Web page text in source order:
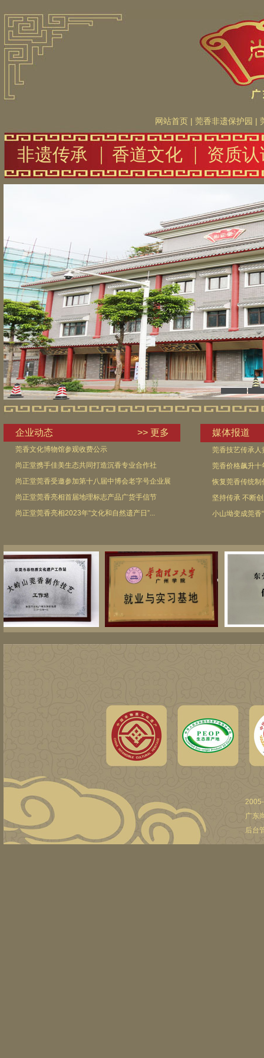
网站首页 | 莞香非遗保护园 |
非遗传承 香道文化 资质认
企业动态 >> 更多
莞香文化博物馆参观收费公示
尚正堂携手佳美生态共同打造沉香专业合作社
尚正堂莞香受邀参加第十八届中博会老字号企业展
尚正堂莞香亮相首届地理标志产品广货手信节
尚正堂莞香亮相2023年“文化和自然遗产日”...
媒体报道
莞香技艺传承人
莞香价格飙升十
恢复莞香传统制
坚持传承 不断
小山坳变成莞香
广东
后台